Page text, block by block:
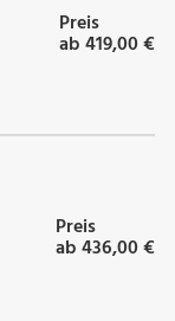
Preis
ab 419,00 €
Preis
ab 436,00 €